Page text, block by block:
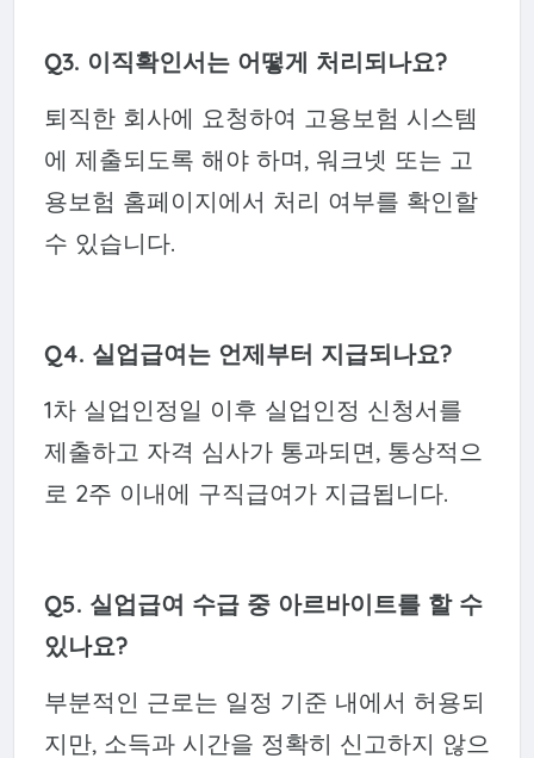
Q3. 이직확인서는 어떻게 처리되나요?
퇴직한 회사에 요청하여 고용보험 시스템
에 제출되도록 해야 하며, 워크넷 또는 고
용보험 홈페이지에서 처리 여부를 확인할
수 있습니다.
Q4. 실업급여는 언제부터 지급되나요?
1차 실업인정일 이후 실업인정 신청서를
제출하고 자격 심사가 통과되면, 통상적으
로 2주 이내에 구직급여가 지급됩니다.
Q5. 실업급여 수급 중 아르바이트를 할 수
있나요?
부분적인 근로는 일정 기준 내에서 허용되
지만, 소득과 시간을 정확히 신고하지 않으